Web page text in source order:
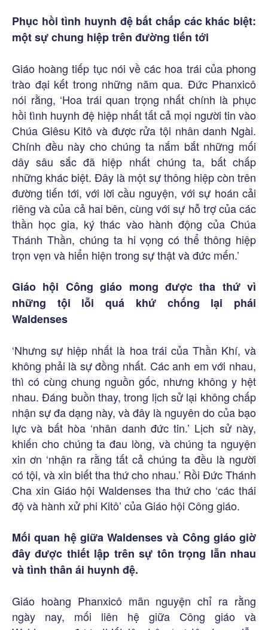
Phục hồi tình huynh đệ bất chấp các khác biệt:
một sự chung hiệp trên đường tiến tới
Giáo hoàng tiếp tục nói về các hoa trái của phong
trào đại kết trong những năm qua. Đức Phanxicô
nói rằng, ‘Hoa trái quan trọng nhất chính là phục
hồi tình huynh đệ hiệp nhất tất cả mọi người tin vào
Chúa Giêsu Kitô và được rửa tội nhân danh Ngài.
Chính đều này cho chúng ta nắm bắt những mối
dây sâu sắc đã hiệp nhất chúng ta, bất chấp
những khác biệt. Đây là một sự thông hiệp còn trên
đường tiến tới, với lời cầu nguyện, với sự hoán cải
riêng và của cả hai bên, cùng với sự hỗ trợ của các
thần học gia, ký thác vào hành động của Chúa
Thánh Thần, chúng ta hi vọng có thể thông hiệp
trọn vẹn và hiển hiện trong sự thật và đức mến.’
Giáo hội Công giáo mong được tha thứ vì
những tội lỗi quá khứ chống lại phái
Waldenses
‘Nhưng sự hiệp nhất là hoa trái của Thần Khí, và
không phải là sự đồng nhất. Các anh em với nhau,
thì có cùng chung nguồn gốc, nhưng không y hệt
nhau. Đáng buồn thay, trong lịch sử lại không chấp
nhận sự đa dạng này, và đây là nguyên do của bạo
lực và bất hòa ‘nhân danh đức tin.’ Lịch sử này,
khiến cho chúng ta đau lòng, và chúng ta nguyện
xin ơn ‘nhận ra rằng tất cả chúng ta đều là người
có tội, và xin biết tha thứ cho nhau.’ Rồi Đức Thánh
Cha xin Giáo hội Waldenses tha thứ cho ‘các thái
độ và hành xử phi Kitô’ của Giáo hội Công giáo.
Mối quan hệ giữa Waldenses và Công giáo giờ
đây được thiết lập trên sự tôn trọng lẫn nhau
và tình thân ái huynh đệ.
Giáo hoàng Phanxicô mãn nguyện chỉ ra rằng
ngày nay, mối liên hệ giữa Công giáo và